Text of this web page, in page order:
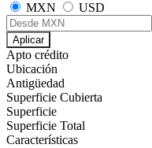
MXN
USD
Aplicar
Apto crédito
Ubicación
Antigüedad
Superficie Cubierta
Superficie
Superficie Total
Características